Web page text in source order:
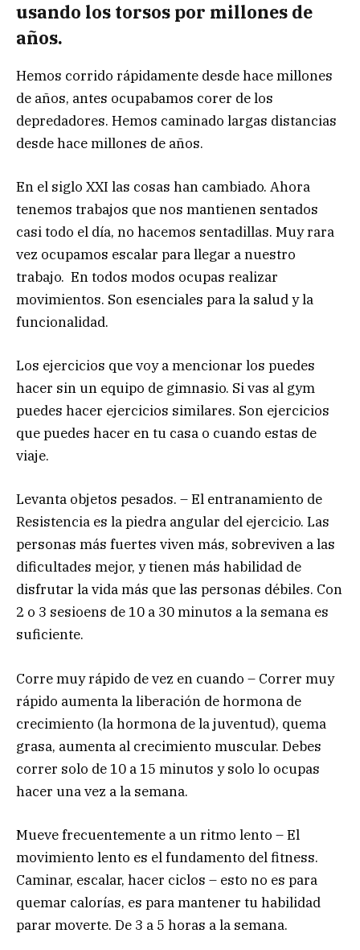
usando los torsos por millones de
años.
Hemos corrido rápidamente desde hace millones
de años, antes ocupabamos corer de los
depredadores. Hemos caminado largas distancias
desde hace millones de años.
En el siglo XXI las cosas han cambiado. Ahora
tenemos trabajos que nos mantienen sentados
casi todo el día, no hacemos sentadillas. Muy rara
vez ocupamos escalar para llegar a nuestro
trabajo. En todos modos ocupas realizar
movimientos. Son esenciales para la salud y la
funcionalidad.
Los ejercicios que voy a mencionar los puedes
hacer sin un equipo de gimnasio. Si vas al gym
puedes hacer ejercicios similares. Son ejercicios
que puedes hacer en tu casa o cuando estas de
viaje.
Levanta objetos pesados. – El entranamiento de
Resistencia es la piedra angular del ejercicio. Las
personas más fuertes viven más, sobreviven a las
dificultades mejor, y tienen más habilidad de
disfrutar la vida más que las personas débiles. Con
2 o 3 sesioens de 10 a 30 minutos a la semana es
suficiente.
Corre muy rápido de vez en cuando – Correr muy
rápido aumenta la liberación de hormona de
crecimiento (la hormona de la juventud), quema
grasa, aumenta al crecimiento muscular. Debes
correr solo de 10 a 15 minutos y solo lo ocupas
hacer una vez a la semana.
Mueve frecuentemente a un ritmo lento – El
movimiento lento es el fundamento del fitness.
Caminar, escalar, hacer ciclos – esto no es para
quemar calorías, es para mantener tu habilidad
parar moverte. De 3 a 5 horas a la semana.